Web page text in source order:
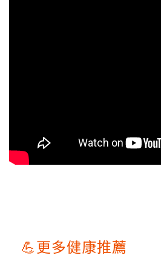
💪更多健康推薦